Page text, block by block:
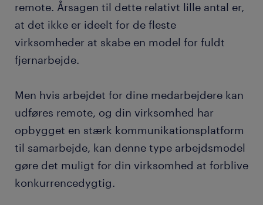
remote. Årsagen til dette relativt lille antal er,
at det ikke er ideelt for de fleste
virksomheder at skabe en model for fuldt
fjernarbejde.
Men hvis arbejdet for dine medarbejdere kan
udføres remote, og din virksomhed har
opbygget en stærk kommunikationsplatform
til samarbejde, kan denne type arbejdsmodel
gøre det muligt for din virksomhed at forblive
konkurrencedygtig.